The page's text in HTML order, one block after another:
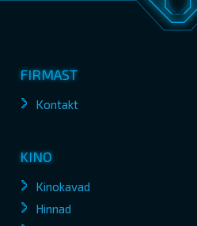
FIRMAST
Kontakt
KINO
Kinokavad
Hinnad